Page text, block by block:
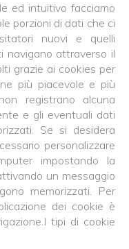
ed intuitivo facciamo
porzioni di dati che ci
nuovi e quelli
navigano attraverso il
grazie ai cookies per
più piacevole e più
registrano alcuna
e gli eventuali dati
Se si desidera
personalizzare
impostando la
un messaggio
memorizzati. Per
dei cookie è
tipi di cookie